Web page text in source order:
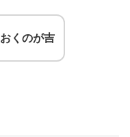
くのが吉